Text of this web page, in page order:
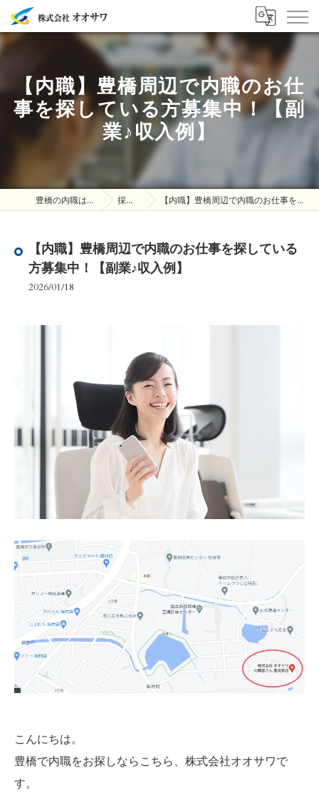
【内職】豊橋周辺で内職のお仕
事を探している方募集中！【副
業♪収入例】
豊橋の内職は株式会社オオサワ 採用ブログ 【内職】豊橋周辺で内職のお仕事を探している方募集中！【副業♪収入例】
【内職】豊橋周辺で内職のお仕事を探している
方募集中！【副業♪収入例】
2026/01/18
こんにちは。
豊橋で内職をお探しならこちら、株式会社オオサワで
す。